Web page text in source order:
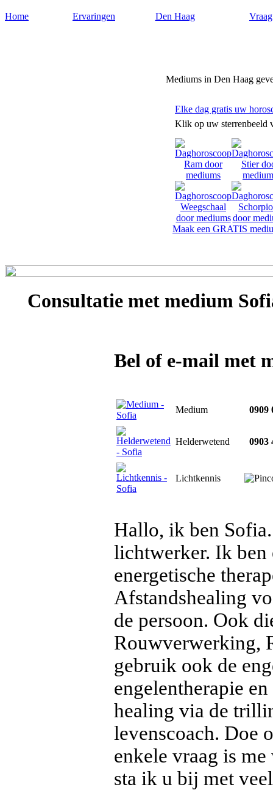
Home Ervaringen Den Haag
Mediums in Den Haag
Elke dag gratis uw
Klik op uw sterrenbeeld
Maak een GRATIS
Consultatie met medium
Bel of e-mail met
Medium 0909
Helderwetend 0903
Lichtkennis
Hallo, ik ben
lichtwerker. Ik ben
energetische
Afstandshealing
de persoon. Ook
Rouwverwerking,
gebruik ook de
engelentherapie
healing via de
levenscoach. Doe
enkele vraag is
sta ik u bij met